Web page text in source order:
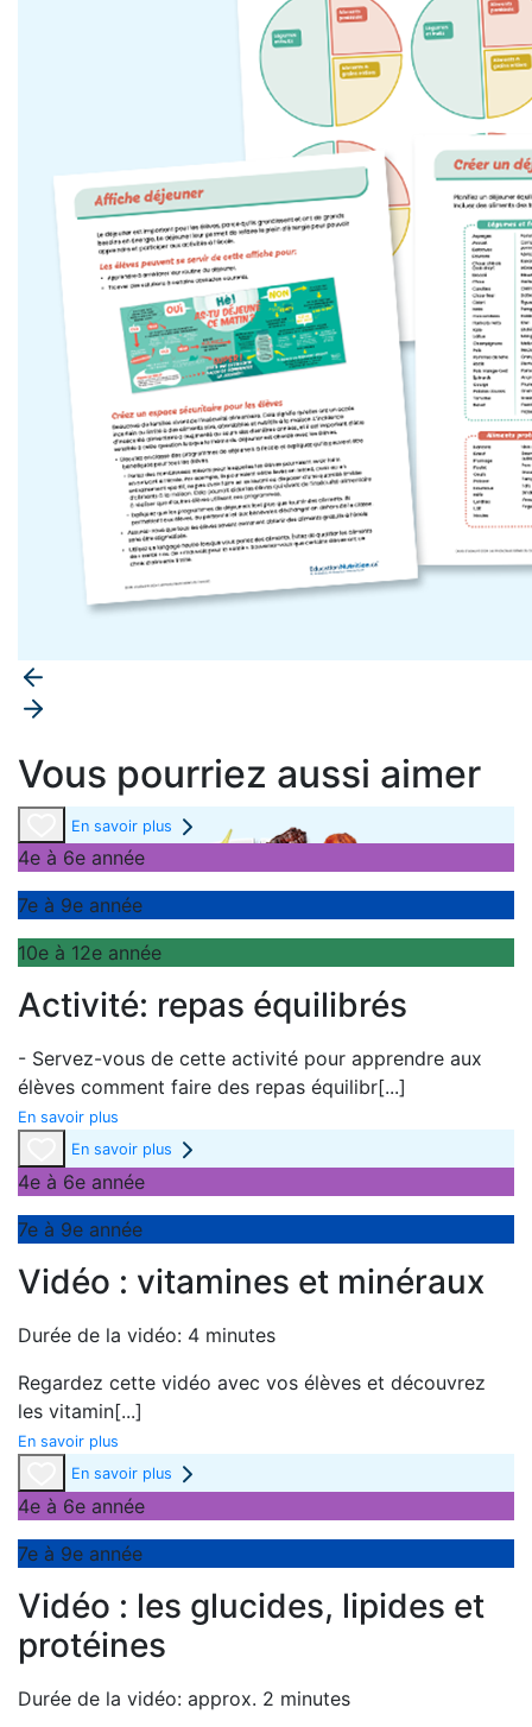
Vous pourriez aussi aimer
En savoir plus
4e à 6e année
7e à 9e année
10e à 12e année
Activité: repas équilibrés
- Servez-vous de cette activité pour apprendre aux
élèves comment faire des repas équilibr[...]
En savoir plus
En savoir plus
4e à 6e année
7e à 9e année
Vidéo : vitamines et minéraux
Durée de la vidéo: 4 minutes
Regardez cette vidéo avec vos élèves et découvrez
les vitamin[...]
En savoir plus
En savoir plus
4e à 6e année
7e à 9e année
Vidéo : les glucides, lipides et
protéines
Durée de la vidéo: approx. 2 minutes